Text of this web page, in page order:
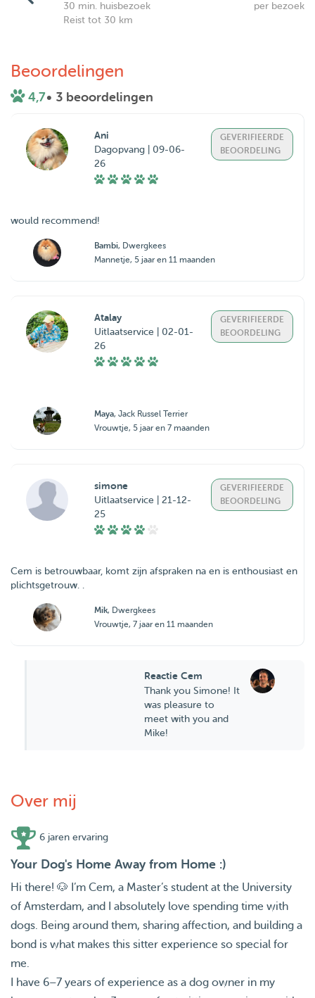
30 min. huisbezoek
per bezoek
Reist tot 30 km
Beoordelingen
4,7• 3 beoordelingen
Ani
Dagopvang | 09-06-
26
GEVERIFIEERDE
BEOORDELING
would recommend!
Bambi, Dwergkees
Mannetje, 5 jaar en 11 maanden
Atalay
Uitlaatservice | 02-01-
26
GEVERIFIEERDE
BEOORDELING
Maya, Jack Russel Terrier
Vrouwtje, 5 jaar en 7 maanden
simone
Uitlaatservice | 21-12-
25
GEVERIFIEERDE
BEOORDELING
Cem is betrouwbaar, komt zijn afspraken na en is enthousiast en
plichtsgetrouw. .
Mik, Dwergkees
Vrouwtje, 7 jaar en 11 maanden
Reactie Cem
Thank you Simone! It
was pleasure to
meet with you and
Mike!
Over mij
6 jaren ervaring
Your Dog's Home Away from Home :)
Hi there! 🐶 I’m Cem, a Master’s student at the University
of Amsterdam, and I absolutely love spending time with
dogs. Being around them, sharing affection, and building a
bond is what makes this sitter experience so special for
me.
I have 6–7 years of experience as a dog owner in my